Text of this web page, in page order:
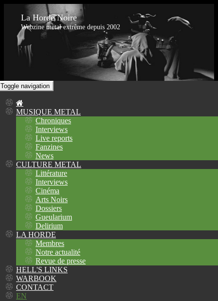
La Horde Noire
Webzine metal extrême depuis 2002
Toggle navigation
MUSIQUE METAL
Chroniques
Interviews
Live reports
Fanzines
News
CULTURE METAL
Littérature
Interviews
Cinéma
Arts Noirs
Dossiers
Gueularium
Delirium
LA HORDE
Membres
Notre actualité
Revue de presse
HELL'S LINKS
WARBOOK
CONTACT
EN